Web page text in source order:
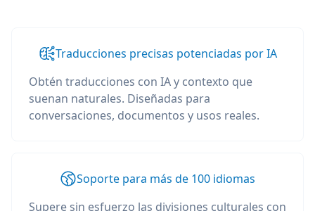
Traducciones precisas potenciadas por IA
Obtén traducciones con IA y contexto que
suenan naturales. Diseñadas para
conversaciones, documentos y usos reales.
Soporte para más de 100 idiomas
Supere sin esfuerzo las divisiones culturales con